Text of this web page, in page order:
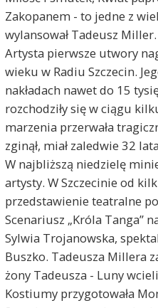
Zakopanem - to jedne z
wylansował Tadeusz Miller.
Artysta pierwsze utwory
wieku w Radiu Szczecin.
nakładach nawet do 15
rozchodziły się w ciągu
marzenia przerwała
zginął, miał zaledwie 32
W najbliższą niedzielę
artysty. W Szczecinie od
przedstawienie teatralne
Scenariusz „Króla Tanga”
Sylwia Trojanowska,
Buszko. Tadeusza Millera
żony Tadeusza - Luny
Kostiumy przygotowała